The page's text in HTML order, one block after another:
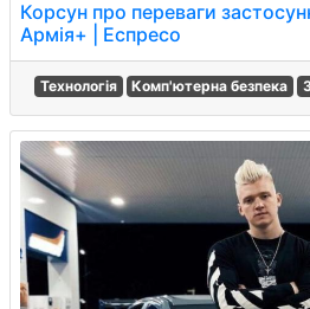
Корсун про переваги
Армія+ | Еспресо
Технологія Комп'ютерна безпека